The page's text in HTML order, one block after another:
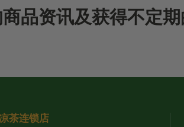
品资讯及获得不定期
茶连锁店